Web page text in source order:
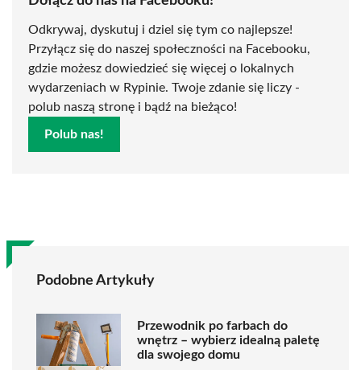
Odkrywaj, dyskutuj i dziel się tym co najlepsze!
Przyłącz się do naszej społeczności na Facebooku,
gdzie możesz dowiedzieć się więcej o lokalnych
wydarzeniach w Rypinie. Twoje zdanie się liczy -
polub naszą stronę i bądź na bieżąco!
Polub nas!
Podobne Artykuły
Przewodnik po farbach do
wnętrz – wybierz idealną paletę
dla swojego domu